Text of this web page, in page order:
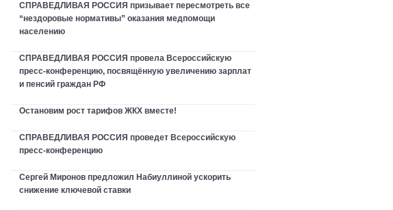
СПРАВЕДЛИВАЯ РОССИЯ призывает пересмотреть все
“нездоровые нормативы” оказания медпомощи
населению
СПРАВЕДЛИВАЯ РОССИЯ провела Всероссийскую
пресс-конференцию, посвящённую увеличению зарплат
и пенсий граждан РФ
Остановим рост тарифов ЖКХ вместе!
СПРАВЕДЛИВАЯ РОССИЯ проведет Всероссийскую
пресс-конференцию
Сергей Миронов предложил Набиуллиной ускорить
снижение ключевой ставки